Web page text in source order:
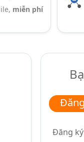
miễn phí
Đăng